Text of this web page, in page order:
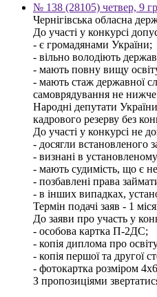
№ 138 (28105) четвер, 9
Чернігівська обласна
До участі у конкурсі
- є громадянами України;
- вільно володіють
- мають повну вищу
- мають стаж державної
самоврядування не нижче
Народні депутати
кадрового резерву без
До участі у конкурсі не
- досягли встановленого
- визнані в
- мають судимість, що є
- позбавлені права
- в інших випадках,
Термін подачі заяв - 1
До заяви про участь у
- особова картка П-2ДС;
- копія диплома про
- копія першої та другої
- фотокартка розміром
З пропозиціями